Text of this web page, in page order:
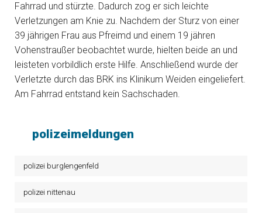
Fahrrad und stürzte. Dadurch zog er sich leichte
Verletzungen am Knie zu. Nachdem der Sturz von einer
39 jährigen Frau aus Pfreimd und einem 19 jähren
Vohenstraußer beobachtet wurde, hielten beide an und
leisteten vorbildlich erste Hilfe. Anschließend wurde der
Verletzte durch das BRK ins Klinikum Weiden eingeliefert.
Am Fahrrad entstand kein Sachschaden.
polizeimeldungen
polizei burglengenfeld
polizei nittenau